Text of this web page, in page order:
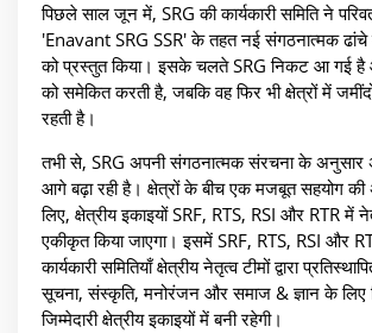
पिछले साल जून में, SRG की कार्यकारी समिति ने
'Enavant SRG SSR' के तहत नई संगठनात्मक ढांचे
को प्रस्तुत किया। इसके चलते SRG निकट आ गई है
को समेकित करती है, जबकि वह फिर भी क्षेत्रों में
रहती है।
तभी से, SRG अपनी संगठनात्मक संरचना के अनुसार
आगे बढ़ा रही है। क्षेत्रों के बीच एक मजबूत सहयोग
लिए, क्षेत्रीय इकाइयों SRF, RTS, RSI और RTR में
एकीकृत किया जाएगा। इसमें SRF, RTS, RSI और
कार्यकारी समितियाँ क्षेत्रीय नेतृत्व टीमों द्वारा
सूचना, संस्कृति, मनोरंजन और समाज & ज्ञान के लिए
जिम्मेदारी क्षेत्रीय इकाइयों में बनी रहेगी।